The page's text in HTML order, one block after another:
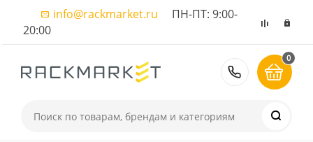
info@rackmarket.ru ПН-ПТ: 9:00-
20:00
8 (495)
0